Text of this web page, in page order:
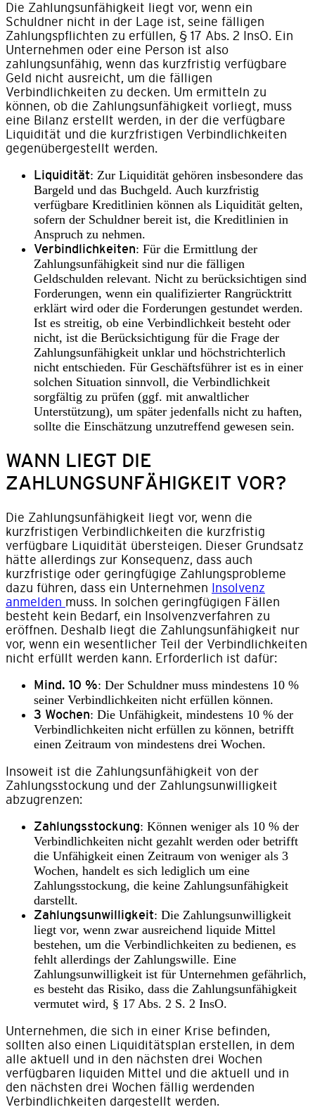
Die Zahlungsunfähigkeit liegt vor, wenn ein
Schuldner nicht in der Lage ist, seine fälligen
Zahlungspflichten zu erfüllen, § 17 Abs. 2 InsO. Ein
Unternehmen oder eine Person ist also
zahlungsunfähig, wenn das kurzfristig verfügbare
Geld nicht ausreicht, um die fälligen
Verbindlichkeiten zu decken. Um ermitteln zu
können, ob die Zahlungsunfähigkeit vorliegt, muss
eine Bilanz erstellt werden, in der die verfügbare
Liquidität und die kurzfristigen Verbindlichkeiten
gegenübergestellt werden.
Liquidität: Zur Liquidität gehören insbesondere das
Bargeld und das Buchgeld. Auch kurzfristig
verfügbare Kreditlinien können als Liquidität gelten,
sofern der Schuldner bereit ist, die Kreditlinien in
Anspruch zu nehmen.
Verbindlichkeiten: Für die Ermittlung der
Zahlungsunfähigkeit sind nur die fälligen
Geldschulden relevant. Nicht zu berücksichtigen sind
Forderungen, wenn ein qualifizierter Rangrücktritt
erklärt wird oder die Forderungen gestundet werden.
Ist es streitig, ob eine Verbindlichkeit besteht oder
nicht, ist die Berücksichtigung für die Frage der
Zahlungsunfähigkeit unklar und höchstrichterlich
nicht entschieden. Für Geschäftsführer ist es in einer
solchen Situation sinnvoll, die Verbindlichkeit
sorgfältig zu prüfen (ggf. mit anwaltlicher
Unterstützung), um später jedenfalls nicht zu haften,
sollte die Einschätzung unzutreffend gewesen sein.
WANN LIEGT DIE
ZAHLUNGSUNFÄHIGKEIT VOR?
Die Zahlungsunfähigkeit liegt vor, wenn die
kurzfristigen Verbindlichkeiten die kurzfristig
verfügbare Liquidität übersteigen. Dieser Grundsatz
hätte allerdings zur Konsequenz, dass auch
kurzfristige oder geringfügige Zahlungsprobleme
dazu führen, dass ein Unternehmen Insolvenz
anmelden muss. In solchen geringfügigen Fällen
besteht kein Bedarf, ein Insolvenzverfahren zu
eröffnen. Deshalb liegt die Zahlungsunfähigkeit nur
vor, wenn ein wesentlicher Teil der Verbindlichkeiten
nicht erfüllt werden kann. Erforderlich ist dafür:
Mind. 10 %: Der Schuldner muss mindestens 10 %
seiner Verbindlichkeiten nicht erfüllen können.
3 Wochen: Die Unfähigkeit, mindestens 10 % der
Verbindlichkeiten nicht erfüllen zu können, betrifft
einen Zeitraum von mindestens drei Wochen.
Insoweit ist die Zahlungsunfähigkeit von der
Zahlungsstockung und der Zahlungsunwilligkeit
abzugrenzen:
Zahlungsstockung: Können weniger als 10 % der
Verbindlichkeiten nicht gezahlt werden oder betrifft
die Unfähigkeit einen Zeitraum von weniger als 3
Wochen, handelt es sich lediglich um eine
Zahlungsstockung, die keine Zahlungsunfähigkeit
darstellt.
Zahlungsunwilligkeit: Die Zahlungsunwilligkeit
liegt vor, wenn zwar ausreichend liquide Mittel
bestehen, um die Verbindlichkeiten zu bedienen, es
fehlt allerdings der Zahlungswille. Eine
Zahlungsunwilligkeit ist für Unternehmen gefährlich,
es besteht das Risiko, dass die Zahlungsunfähigkeit
vermutet wird, § 17 Abs. 2 S. 2 InsO.
Unternehmen, die sich in einer Krise befinden,
sollten also einen Liquiditätsplan erstellen, in dem
alle aktuell und in den nächsten drei Wochen
verfügbaren liquiden Mittel und die aktuell und in
den nächsten drei Wochen fällig werdenden
Verbindlichkeiten dargestellt werden.